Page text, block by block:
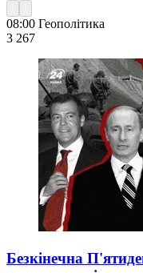
08:00 Геополітика
3 267
Безкінечна